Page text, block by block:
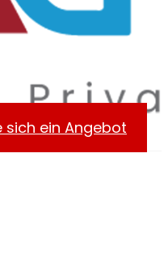
sich ein Angebot